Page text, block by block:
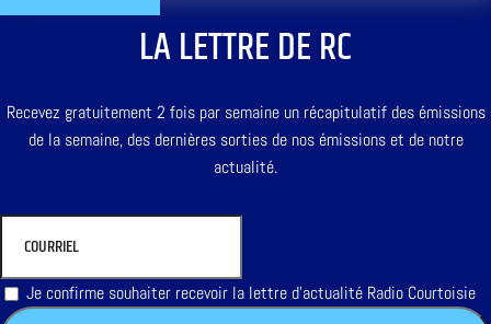
LA LETTRE DE RC
Recevez gratuitement 2 fois par semaine un récapitulatif des émissions
de la semaine, des dernières sorties de nos émissions et de notre
actualité.
Je confirme souhaiter recevoir la lettre d'actualité Radio Courtoisie